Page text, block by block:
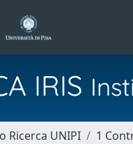
IRIS
Ricerca UNIPI 1